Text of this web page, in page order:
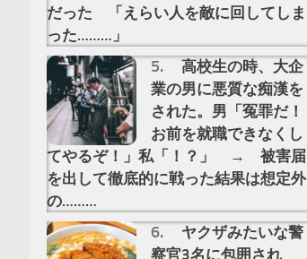
だった 「えらい人を敵に回してしま
った………」
高校生の時、大企
業の男に悪質な痴漢を
された。男「冤罪だ！
お前を就職できなくし
てやるぞ！」私「！？」 → 被害届
を出して徹底的に戦った結果は想定外
の………
ヤクザみたいな警
察官3名に包囲され